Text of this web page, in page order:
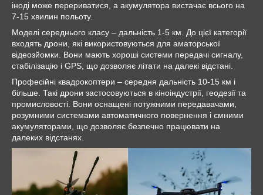
іноді може перериватися, а акумулятора вистачає всього на
7-15 хвилин польоту.
Моделі середнього класу – дальність 1-5 км. До цієї категорії
входять дрони, які використовуються для аматорської
відеозйомки. Вони мають хороші системи передачі сигналу,
стабілізацію і GPS, що дозволяє літати на далекі відстані.
Професійні квадрокоптери – середня дальність 10-15 км і
більше. Такі дрони застосовуються в кіноіндустрії, геодезії та
промисловості. Вони оснащені потужними передавачами,
розумними системами автоматичного повернення і ємними
акумуляторами, що дозволяє безпечно працювати на
далеких відстанях.